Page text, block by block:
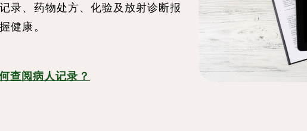
录、药物处方、化验及放射诊断报
健康。
查阅病人记录？